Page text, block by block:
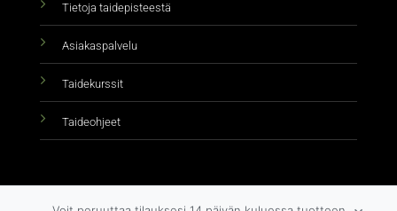
Tietoja taidepisteestä
Asiakaspalvelu
Taidekurssit
Taideohjeet